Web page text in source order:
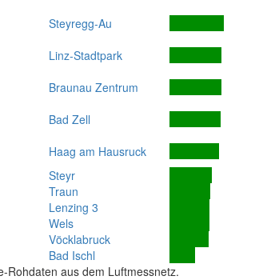
Steyregg-Au
Linz-Stadtpark
Braunau Zentrum
Bad Zell
Haag am Hausruck
Steyr
Traun
Lenzing 3
Wels
Vöcklabruck
Bad Ischl
Rohdaten aus dem Luftmessnetz.